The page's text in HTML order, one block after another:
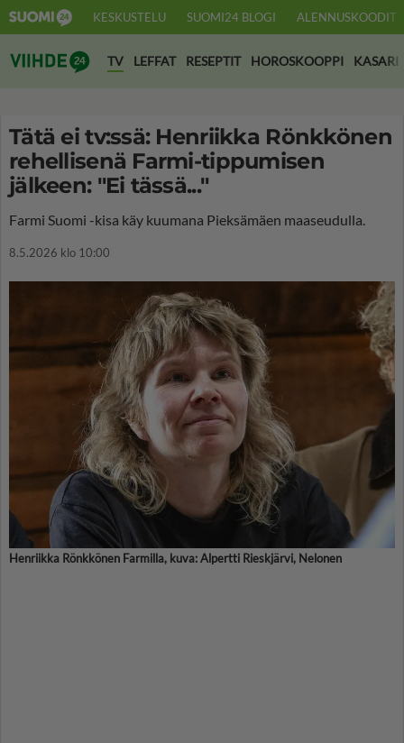
KESKUSTELU SUOMI24 BLOGI ALENNUSKOODIT
Suomi24 Viihde
TV LEFFAT RESEPTIT HOROSKOOPPI KASARI
Tätä ei tv:ssä: Henriikka Rönkkönen
rehellisenä Farmi-tippumisen
jälkeen: "Ei tässä..."
Farmi Suomi -kisa käy kuumana Pieksämäen maaseudulla.
8.5.2026 klo 10:00
Henriikka Rönkkönen Farmilla, kuva: Alpertti Rieskjärvi, Nelonen